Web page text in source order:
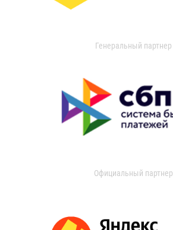
Генеральный партнер
Официальный партнер